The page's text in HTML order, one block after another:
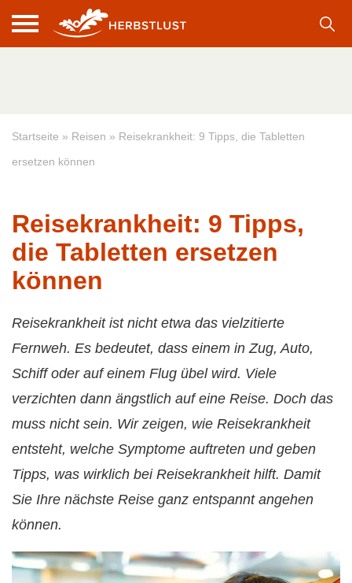
Startseite » Reisen » Reisekrankheit: 9 Tipps, die Tabletten
ersetzen können
Reisekrankheit: 9 Tipps,
die Tabletten ersetzen
können
Reisekrankheit ist nicht etwa das vielzitierte
Fernweh. Es bedeutet, dass einem in Zug, Auto,
Schiff oder auf einem Flug übel wird. Viele
verzichten dann ängstlich auf eine Reise. Doch das
muss nicht sein. Wir zeigen, wie Reisekrankheit
entsteht, welche Symptome auftreten und geben
Tipps, was wirklich bei Reisekrankheit hilft. Damit
Sie Ihre nächste Reise ganz entspannt angehen
können.